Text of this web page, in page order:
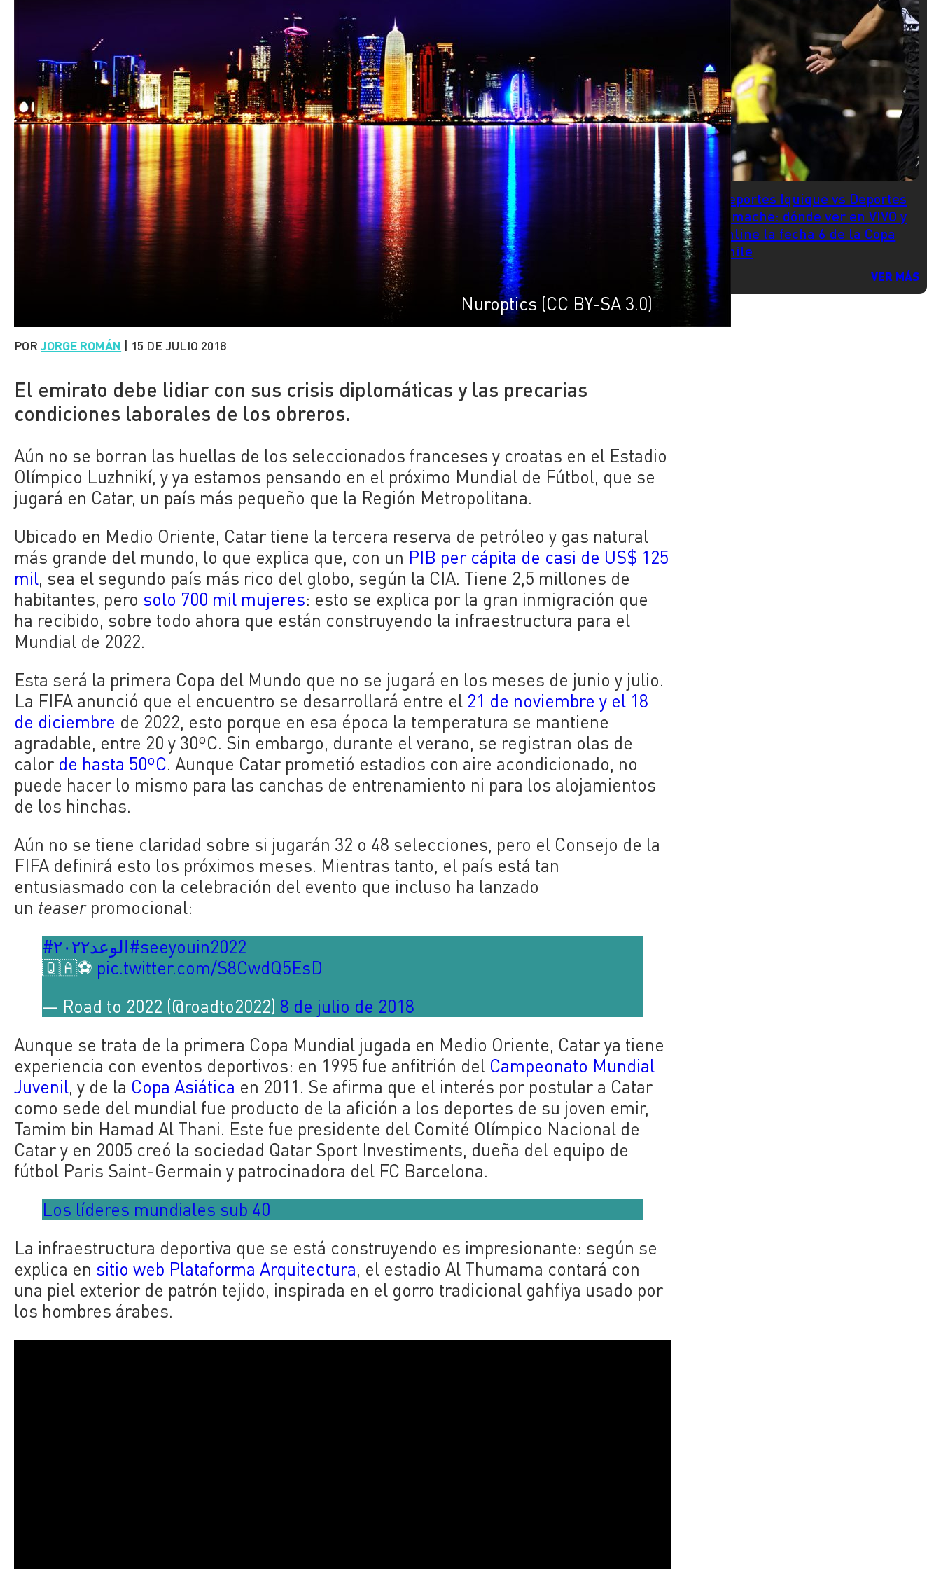
Nuroptics (CC BY-SA 3.0)
PORJORGE ROMÁN | 15 DE JULIO 2018
El emirato debe lidiar con sus crisis diplomáticas y las precarias
condiciones laborales de los obreros.
Aún no se borran las huellas de los seleccionados franceses y croatas en el Estadio
Olímpico Luzhnikí, y ya estamos pensando en el próximo Mundial de Fútbol, que se
jugará en Catar, un país más pequeño que la Región Metropolitana.
Ubicado en Medio Oriente, Catar tiene la tercera reserva de petróleo y gas natural
más grande del mundo, lo que explica que, con un PIB per cápita de casi de US$ 125
mil, sea el segundo país más rico del globo, según la CIA. Tiene 2,5 millones de
habitantes, pero solo 700 mil mujeres: esto se explica por la gran inmigración que
ha recibido, sobre todo ahora que están construyendo la infraestructura para el
Mundial de 2022.
Esta será la primera Copa del Mundo que no se jugará en los meses de junio y julio.
La FIFA anunció que el encuentro se desarrollará entre el 21 de noviembre y el 18
de diciembre de 2022, esto porque en esa época la temperatura se mantiene
agradable, entre 20 y 30ºC. Sin embargo, durante el verano, se registran olas de
calor de hasta 50ºC. Aunque Catar prometió estadios con aire acondicionado, no
puede hacer lo mismo para las canchas de entrenamiento ni para los alojamientos
de los hinchas.
Aún no se tiene claridad sobre si jugarán 32 o 48 selecciones, pero el Consejo de la
FIFA definirá esto los próximos meses. Mientras tanto, el país está tan
entusiasmado con la celebración del evento que incluso ha lanzado
un teaser promocional:
#الوعد٢٠٢٢#seeyouin2022
🇶🇦⚽️ pic.twitter.com/S8CwdQ5EsD
— Road to 2022 (@roadto2022) 8 de julio de 2018
Aunque se trata de la primera Copa Mundial jugada en Medio Oriente, Catar ya tiene
experiencia con eventos deportivos: en 1995 fue anfitrión del Campeonato Mundial
Juvenil, y de la Copa Asiática en 2011. Se afirma que el interés por postular a Catar
como sede del mundial fue producto de la afición a los deportes de su joven emir,
Tamim bin Hamad Al Thani. Este fue presidente del Comité Olímpico Nacional de
Catar y en 2005 creó la sociedad Qatar Sport Investiments, dueña del equipo de
fútbol Paris Saint-Germain y patrocinadora del FC Barcelona.
Los líderes mundiales sub 40
La infraestructura deportiva que se está construyendo es impresionante: según se
explica en sitio web Plataforma Arquitectura, el estadio Al Thumama contará con
una piel exterior de patrón tejido, inspirada en el gorro tradicional gahfiya usado por
los hombres árabes.
Deportes Iquique vs Deportes
Limache: dónde ver en VIVO y
online la fecha 6 de la Copa
Chile
VER MÁS